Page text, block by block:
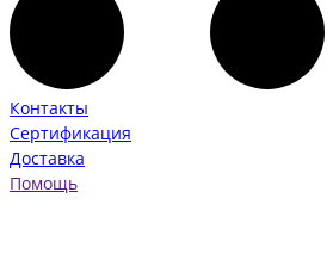
Контакты
Сертификация
Доставка
Помощь